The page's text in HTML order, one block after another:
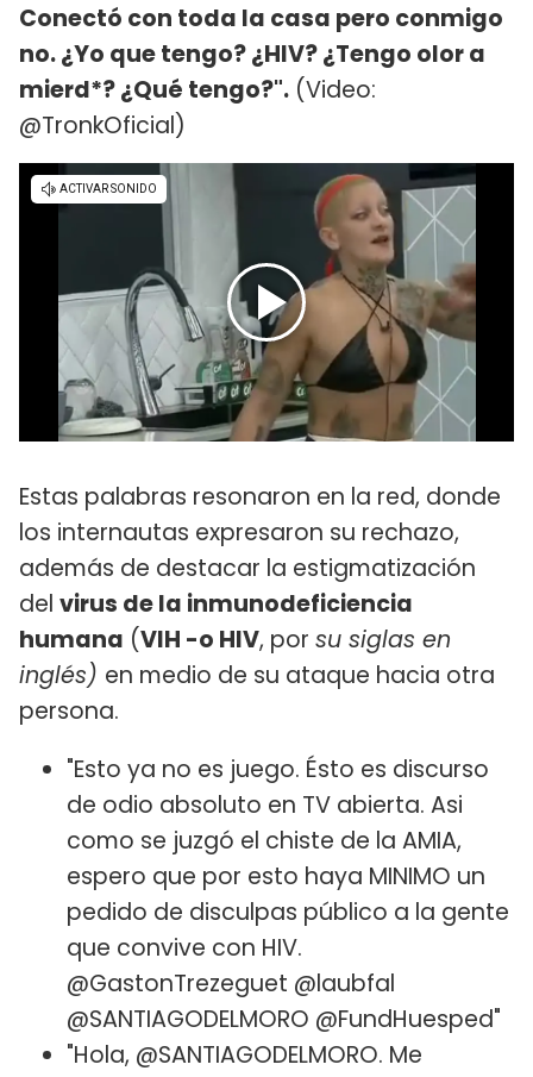
Conectó con toda la casa pero conmigo
no. ¿Yo que tengo? ¿HIV? ¿Tengo olor a
mierd*? ¿Qué tengo?". (Video:
@TronkOficial)
Estas palabras resonaron en la red, donde
los internautas expresaron su rechazo,
además de destacar la estigmatización
del virus de la inmunodeficiencia
humana (VIH -o HIV, por su siglas en
inglés) en medio de su ataque hacia otra
persona.
"Esto ya no es juego. Ésto es discurso
de odio absoluto en TV abierta. Asi
como se juzgó el chiste de la AMIA,
espero que por esto haya MINIMO un
pedido de disculpas público a la gente
que convive con HIV.
@GastonTrezeguet @laubfal
@SANTIAGODELMORO @FundHuesped"
"Hola, @SANTIAGODELMORO. Me